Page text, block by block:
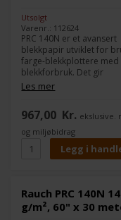
Utsolgt
Varenr.: 112624
PRC 140N er et avansert
blekkpapir utviklet for
farge-blekkplottere med
blekkforbruk. Det gir
imponerende resultater
fulldekkende utskrift med
kantdefinisjon og intens
fargebriljans.
Les mer
967,00 Kr. ekslusive.
og miljøbidrag
Rauch PRC 140N
g/m², 60" x 30